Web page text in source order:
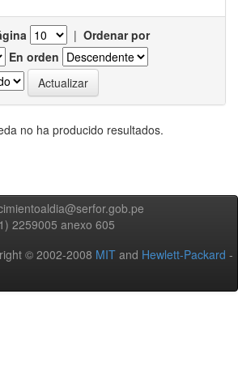
| Ordenar por
En orden
no ha producido resultados.
2259005 anexo 605
© 2002-2008 MIT and Hewlett-Packard -